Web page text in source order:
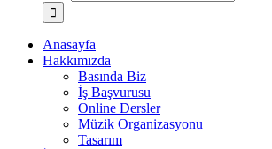
Anasayfa
Hakkımızda
Basında Biz
İş Başvurusu
Online Dersler
Müzik Organizasyonu
Tasarım